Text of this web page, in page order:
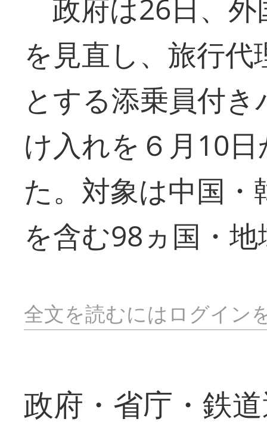
政府は26日、外
を見直し、旅行
とする添乗員付
け入れを６月10
た。対象は中国
を含む98ヵ国・地
全文を読むにはログイン
政府・省庁・鉄